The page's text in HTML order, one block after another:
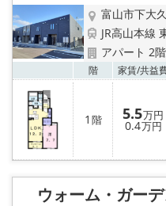
富山市下大
JR高山本線
アパート 2
階 家賃/共益
1 階 5.5万円
0.4万円
ウォーム・ガー